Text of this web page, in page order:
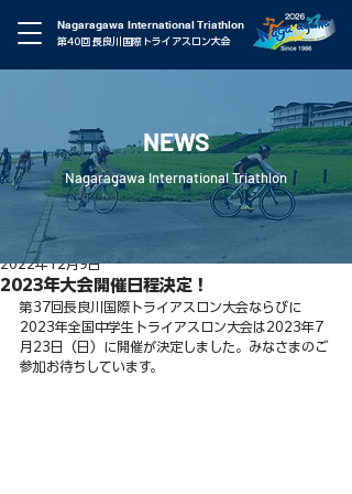
Nagaragawa International Triathlon
第40回 長良川国際トライアスロン大会
2023年大会開催日程決定！
2022年12月9日
第37回長良川国際トライアスロン大会ならびに
2023年全国中学生トライアスロン大会は2023年7
月23日（日）に開催が決定しました。みなさまのご
参加お待ちしています。
NEWS
Nagaragawa International Triathlon